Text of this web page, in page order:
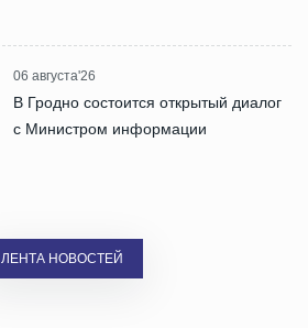
06 августа'26
В Гродно состоится открытый диалог
с Министром информации
ЛЕНТА НОВОСТЕЙ